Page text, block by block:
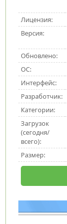
Лицензия:
Версия:
Обновлено:
ОС:
Интерфейс:
Разработчик:
Категории:
Загрузок
(сегодня/
всего):
Размер: